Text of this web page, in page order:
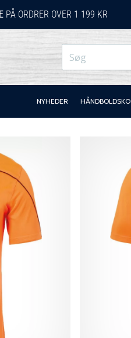
PÅ ORDRER OVER 1 199 KR
NYHEDER HÅNDBOLDSKO